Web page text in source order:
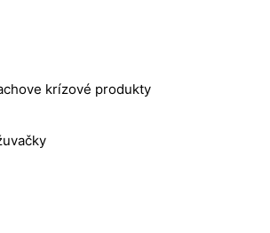
krízové produkty